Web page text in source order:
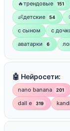
🔥трендовые 151
👶детские 54
с сыном
с
аватарки 6
🤖 Нейросети:
nano banana 201
dall e 319